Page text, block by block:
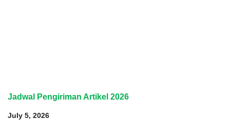
Jadwal Pengiriman Artikel 2026
July 5, 2026